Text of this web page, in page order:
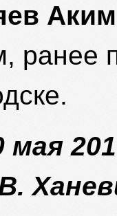
Аким
ранее
мая